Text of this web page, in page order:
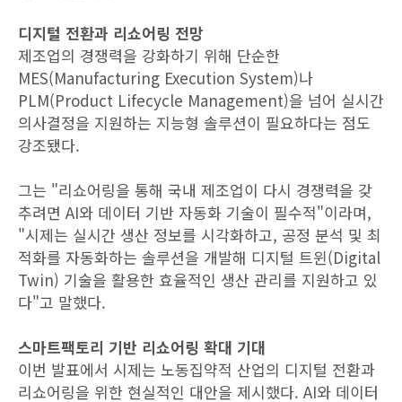
디지털 전환과 리쇼어링 전망
제조업의 경쟁력을 강화하기 위해 단순한
MES(Manufacturing Execution System)나
PLM(Product Lifecycle Management)을 넘어 실시간
의사결정을 지원하는 지능형 솔루션이 필요하다는 점도
강조됐다.
그는 "리쇼어링을 통해 국내 제조업이 다시 경쟁력을 갖
추려면 AI와 데이터 기반 자동화 기술이 필수적"이라며,
"시제는 실시간 생산 정보를 시각화하고, 공정 분석 및 최
적화를 자동화하는 솔루션을 개발해 디지털 트윈(Digital
Twin) 기술을 활용한 효율적인 생산 관리를 지원하고 있
다"고 말했다.
스마트팩토리 기반 리쇼어링 확대 기대
이번 발표에서 시제는 노동집약적 산업의 디지털 전환과
리쇼어링을 위한 현실적인 대안을 제시했다. AI와 데이터